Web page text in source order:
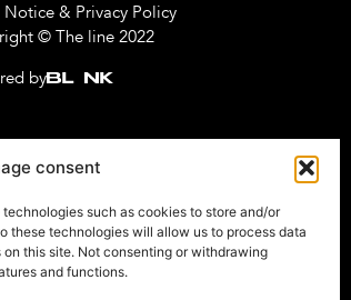
consent
such as cookies to store and/or
these technologies will allow us to process data
this site. Not consenting or withdrawing
and functions.
Notice & Privacy Policy
© The line 2022
by